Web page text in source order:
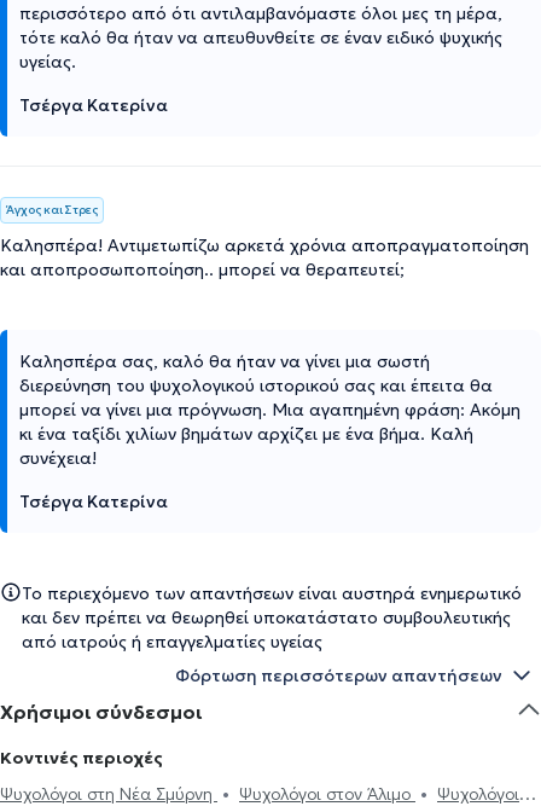
περισσότερο από ότι αντιλαμβανόμαστε όλοι μες τη μέρα,
τότε καλό θα ήταν να απευθυνθείτε σε έναν ειδικό ψυχικής
υγείας.
Τσέργα Κατερίνα
Άγχος και Στρες
Καλησπέρα! Αντιμετωπίζω αρκετά χρόνια αποπραγματοποίηση
και αποπροσωποποίηση.. μπορεί να θεραπευτεί;
Καλησπέρα σας, καλό θα ήταν να γίνει μια σωστή
διερεύνηση του ψυχολογικού ιστορικού σας και έπειτα θα
μπορεί να γίνει μια πρόγνωση. Μια αγαπημένη φράση: Ακόμη
κι ένα ταξίδι χιλίων βημάτων αρχίζει με ένα βήμα. Καλή
συνέχεια!
Τσέργα Κατερίνα
Το περιεχόμενο των απαντήσεων είναι αυστηρά ενημερωτικό
και δεν πρέπει να θεωρηθεί υποκατάστατο συμβουλευτικής
από ιατρούς ή επαγγελματίες υγείας
Φόρτωση περισσότερων απαντήσεων
Χρήσιμοι σύνδεσμοι
Κοντινές περιοχές
Ψυχολόγοι στη Νέα Σμύρνη
Ψυχολόγοι στον Άλιμο
Ψυχολόγοι